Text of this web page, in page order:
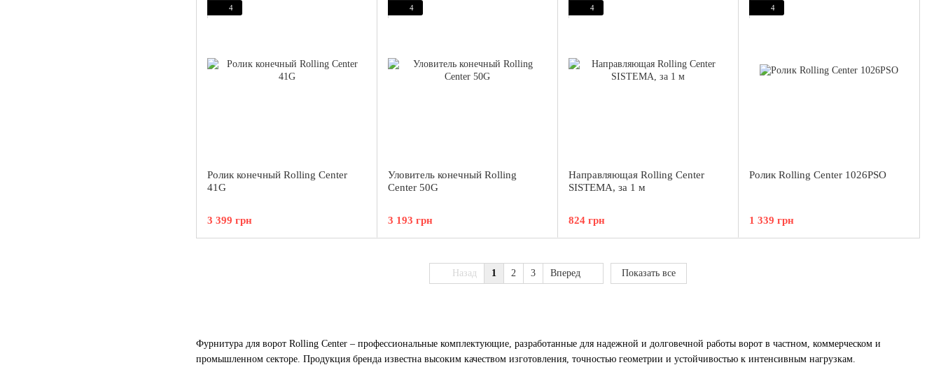
Фурнитура для ворот Rolling Center – профессиональные комплектующие, разработанные для надежной и долговечной работы ворот в частном, коммерческом и
промышленном секторе. Продукция бренда известна высоким качеством изготовления, точностью геометрии и устойчивостью к интенсивным нагрузкам.
4
Ролик конечный Rolling Center
41G
3 399 грн
4
Уловитель конечный Rolling
Center 50G
3 193 грн
4
Направляющая Rolling Center
SISTEMA, за 1 м
824 грн
4
Ролик Rolling Center 1026PSO
1 339 грн
Назад 1 2 3 Вперед Показать все